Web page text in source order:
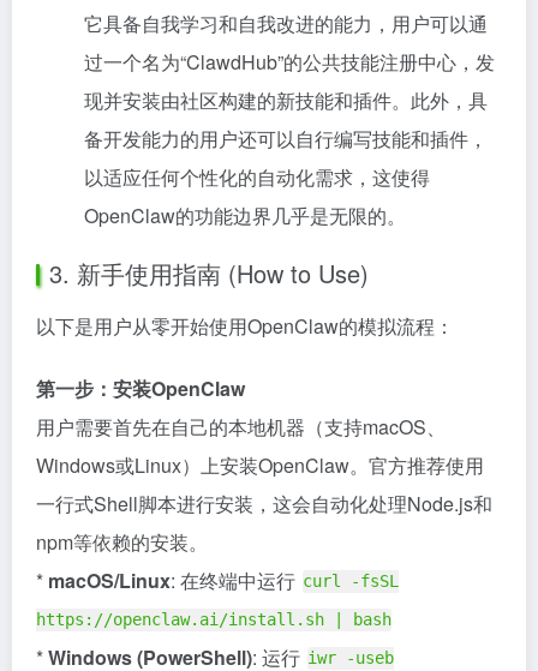
它具备自我学习和自我改进的能力，用户可以通
过一个名为“ClawdHub”的公共技能注册中心，发
现并安装由社区构建的新技能和插件。此外，具
备开发能力的用户还可以自行编写技能和插件，
以适应任何个性化的自动化需求，这使得
OpenClaw的功能边界几乎是无限的。
3. 新手使用指南 (How to Use)
以下是用户从零开始使用OpenClaw的模拟流程：
第一步：安装OpenClaw
用户需要首先在自己的本地机器（支持macOS、
Windows或Linux）上安装OpenClaw。官方推荐使用
一行式Shell脚本进行安装，这会自动化处理Node.js和
npm等依赖的安装。
* macOS/Linux: 在终端中运行 curl -fsSL
https://openclaw.ai/install.sh | bash
*Windows (PowerShell): 运行 iwr -useb